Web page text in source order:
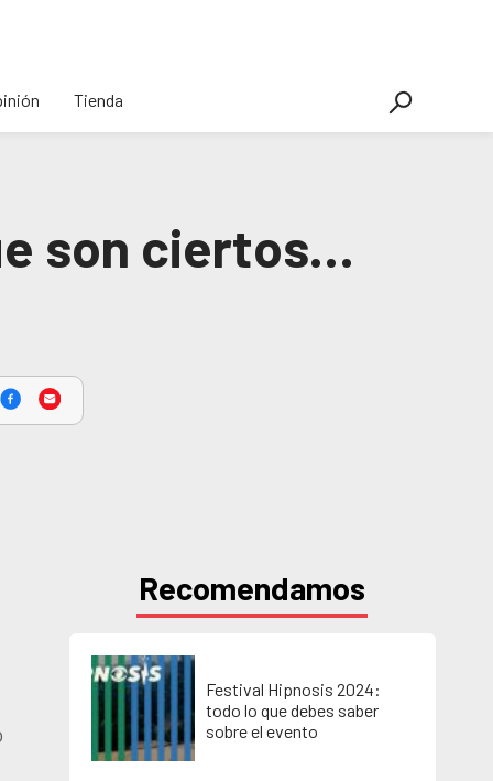
Tienda
son ciertos…
Recomendamos
Festival Hipnosis 2024:
todo lo que debes saber
sobre el evento